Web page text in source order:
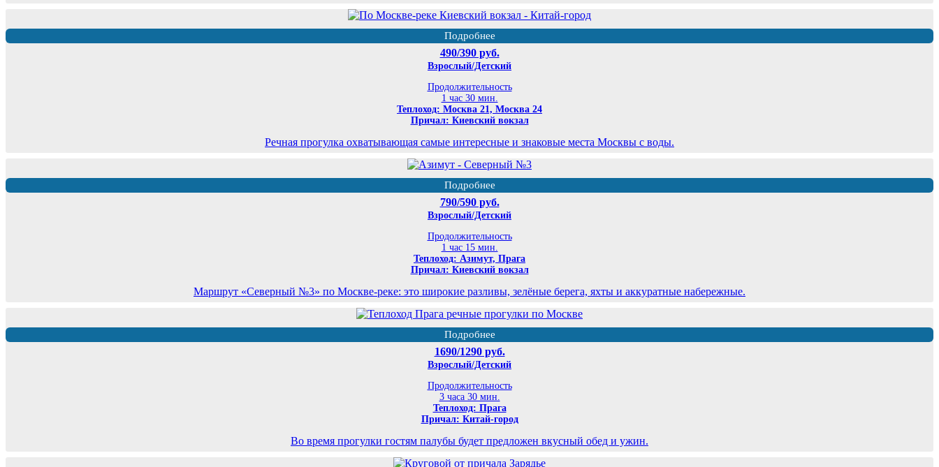
Подробнее
490/390 руб.
Взрослый/Детский
Продолжительность
1 час 30 мин.
Теплоход: Москва 21, Москва 24
Причал: Киевский вокзал
Речная прогулка охватывающая самые интересные и знаковые места Москвы с воды.
Подробнее
790/590 руб.
Взрослый/Детский
Продолжительность
1 час 15 мин.
Теплоход: Азимут, Прага
Причал: Киевский вокзал
Маршрут «Северный №3» по Москве-реке: это широкие разливы, зелёные берега, яхты и аккуратные набережные.
Подробнее
1690/1290 руб.
Взрослый/Детский
Продолжительность
3 часа 30 мин.
Теплоход: Прага
Причал: Китай-город
Во время прогулки гостям палубы будет предложен вкусный обед и ужин.